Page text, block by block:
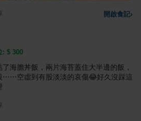
開啟食記›
: $ 300
海膽丼飯，兩片海苔蓋住大半邊的飯，
⋯⋯空虛到有股淡淡的哀傷😂好久沒踩這